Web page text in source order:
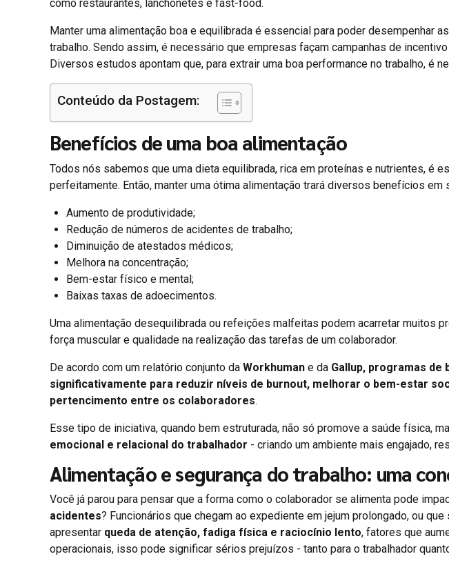
como restaurantes, lanchonetes e fast-food.
Manter uma alimentação boa e equilibrada é essencial para poder desempenhar
trabalho. Sendo assim, é necessário que empresas façam campanhas de
Diversos estudos apontam que, para extrair uma boa performance no trabalho, é
Conteúdo da Postagem:
Benefícios de uma boa alimentação
Todos nós sabemos que uma dieta equilibrada, rica em proteínas e nutrientes, é
perfeitamente. Então, manter uma ótima alimentação trará diversos benefícios
Aumento de produtividade;
Redução de números de acidentes de trabalho;
Diminuição de atestados médicos;
Melhora na concentração;
Bem-estar físico e mental;
Baixas taxas de adoecimentos.
Uma alimentação desequilibrada ou refeições malfeitas podem acarretar muitos
força muscular e qualidade na realização das tarefas de um colaborador.
De acordo com um relatório conjunto da Workhuman e da Gallup, programas de
significativamente para reduzir níveis de burnout, melhorar o bem-estar
pertencimento entre os colaboradores.
Esse tipo de iniciativa, quando bem estruturada, não só promove a saúde física,
emocional e relacional do trabalhador - criando um ambiente mais engajado,
Alimentação e segurança do trabalho: uma
Você já parou para pensar que a forma como o colaborador se alimenta pode
acidentes? Funcionários que chegam ao expediente em jejum prolongado, ou
apresentar queda de atenção, fadiga física e raciocínio lento, fatores que
operacionais, isso pode significar sérios prejuízos - tanto para o trabalhador